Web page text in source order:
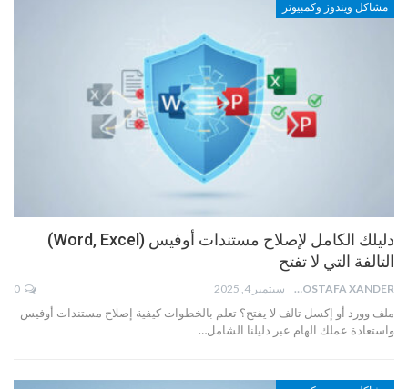
مشاكل ويندوز وكمبيوتر
دليلك الكامل لإصلاح مستندات أوفيس (Word, Excel)
التالفة التي لا تفتح
MOSTAFA XANDER سبتمبر 4, 2025
ملف وورد أو إكسل تالف لا يفتح؟ تعلم بالخطوات كيفية إصلاح مستندات أوفيس
واستعادة عملك الهام عبر دليلنا الشامل…